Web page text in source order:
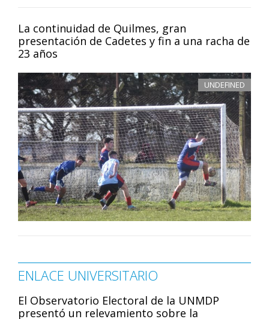
La continuidad de Quilmes, gran
presentación de Cadetes y fin a una racha de
23 años
UNDEFINED
ENLACE UNIVERSITARIO
El Observatorio Electoral de la UNMDP
presentó un relevamiento sobre la